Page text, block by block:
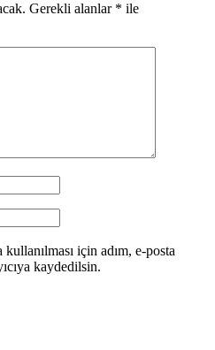
Gerekli alanlar * ile
için adım, e-posta
kaydedilsin.